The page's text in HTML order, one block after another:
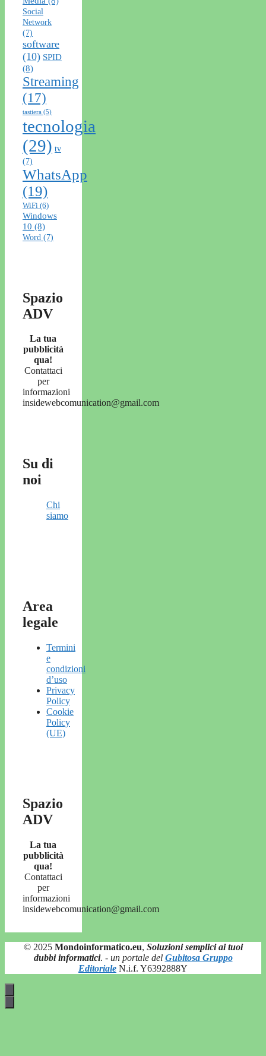
Social
Network
(7)
software
(10) SPID
(8)
Streaming
(17)
tastiera (5)
tecnologia
(29) tv
(7)
WhatsApp
(19)
WiFi (6)
Windows
10 (8)
Word (7)
Spazio
ADV
La tua
pubblicità
qua!
Contattaci
per
informazioni
insidewebcomunication@gmail.com
Su di
noi
Chi
siamo
Area
legale
Termini
e
condizioni
d’uso
Privacy
Policy
Cookie
Policy
(UE)
Spazio
ADV
La tua
pubblicità
qua!
Contattaci
per
informazioni
insidewebcomunication@gmail.com
© 2025 Mondoinformatico.eu, Soluzioni semplici ai tuoi
dubbi informatici. - un portale del Gubitosa Gruppo
Editoriale N.i.f. Y6392888Y